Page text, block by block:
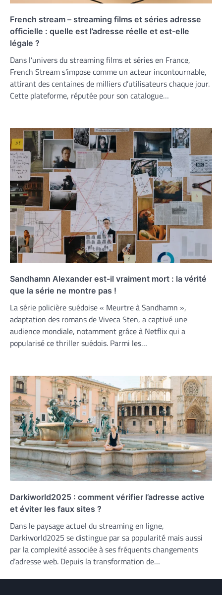
French stream – streaming films et séries adresse
officielle : quelle est l’adresse réelle et est-elle
légale ?
Dans l’univers du streaming films et séries en France,
French Stream s’impose comme un acteur incontournable,
attirant des centaines de milliers d’utilisateurs chaque jour.
Cette plateforme, réputée pour son catalogue…
Sandhamn Alexander est-il vraiment mort : la vérité
que la série ne montre pas !
La série policière suédoise « Meurtre à Sandhamn »,
adaptation des romans de Viveca Sten, a captivé une
audience mondiale, notamment grâce à Netflix qui a
popularisé ce thriller suédois. Parmi les…
Darkiworld2025 : comment vérifier l’adresse active
et éviter les faux sites ?
Dans le paysage actuel du streaming en ligne,
Darkiworld2025 se distingue par sa popularité mais aussi
par la complexité associée à ses fréquents changements
d’adresse web. Depuis la transformation de…